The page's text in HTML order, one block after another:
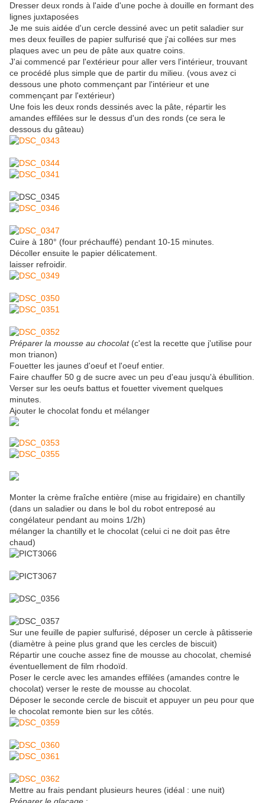
Dresser deux ronds à l'aide d'une poche à douille en formant des
lignes juxtaposées
Je me suis aidée d'un cercle dessiné avec un petit saladier sur
mes deux feuilles de papier sulfurisé que j'ai collées sur mes
plaques avec un peu de pâte aux quatre coins.
J'ai commencé par l'extérieur pour aller vers l'intérieur, trouvant
ce procédé plus simple que de partir du milieu. (vous avez ci
dessous une photo commençant par l'intérieur et une
commençant par l'extérieur)
Une fois les deux ronds dessinés avec la pâte, répartir les
amandes effilées sur le dessus d'un des ronds (ce sera le
dessous du gâteau)
Cuire à 180° (four préchauffé) pendant 10-15 minutes.
Décoller ensuite le papier délicatement.
laisser refroidir.
Préparer la mousse au chocolat(c'est la recette que j'utilise pour
mon trianon)
Fouetter les jaunes d'oeuf et l'oeuf entier.
Faire chauffer 50 g de sucre avec un peu d'eau jusqu'à ébullition.
Verser sur les oeufs battus et fouetter vivement quelques
minutes.
Ajouter le chocolat fondu et mélanger
Monter la crème fraîche entière (mise au frigidaire) en chantilly
(dans un saladier ou dans le bol du robot entreposé au
congélateur pendant au moins 1/2h)
mélanger la chantilly et le chocolat (celui ci ne doit pas être
chaud)
Sur une feuille de papier sulfurisé, déposer un cercle à pâtisserie
(diamètre à peine plus grand que les cercles de biscuit)
Répartir une couche assez fine de mousse au chocolat, chemisé
éventuellement de film rhodoïd.
Poser le cercle avec les amandes effilées (amandes contre le
chocolat) verser le reste de mousse au chocolat.
Déposer le seconde cercle de biscuit et appuyer un peu pour que
le chocolat remonte bien sur les côtés.
Mettre au frais pendant plusieurs heures (idéal : une nuit)